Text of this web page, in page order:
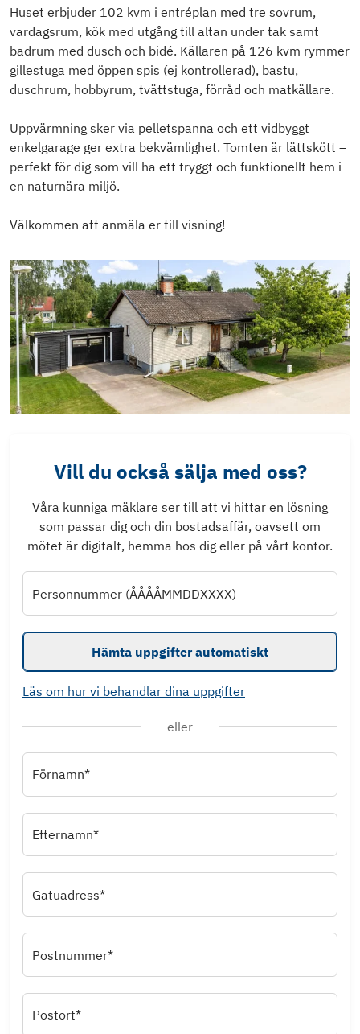
Huset erbjuder 102 kvm i entréplan med tre sovrum,
vardagsrum, kök med utgång till altan under tak samt
badrum med dusch och bidé. Källaren på 126 kvm rymmer
gillestuga med öppen spis (ej kontrollerad), bastu,
duschrum, hobbyrum, tvättstuga, förråd och matkällare.
Uppvärmning sker via pelletspanna och ett vidbyggt
enkelgarage ger extra bekvämlighet. Tomten är lättskött –
perfekt för dig som vill ha ett tryggt och funktionellt hem i
en naturnära miljö.
Välkommen att anmäla er till visning!
Vill du också sälja med oss?
Våra kunniga mäklare ser till att vi hittar en lösning
som passar dig och din bostadsaffär, oavsett om
mötet är digitalt, hemma hos dig eller på vårt kontor.
Personnummer (ÅÅÅÅMMDDXXXX)
Hämta uppgifter automatiskt
Läs om hur vi behandlar dina uppgifter
eller
Förnamn*
Efternamn*
Gatuadress*
Postnummer*
Postort*